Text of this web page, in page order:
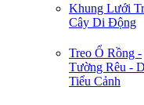
Khung Lưới
Cây Di Động
Treo Ổ Rồng -
Tường Rêu -
Tiểu Cảnh